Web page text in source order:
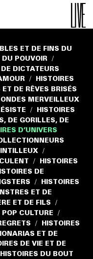
ET DE FINS DU
POUVOIR /
DICTATEURS
/
HISTOIRES
DE RÊVES BRISÉS
MERVEILLEUX
/
HISTOIRES
DE GORILLES, DE
D’UNIVERS
/
/
HISTOIRES
DE
/
HISTOIRES
ET DE
ET DE FILS /
CULTURE /
/
HISTOIRES
ET DE
DE VIE ET DE
HISTOIRES DU BOUT